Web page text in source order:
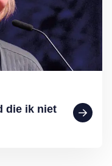
die ik niet